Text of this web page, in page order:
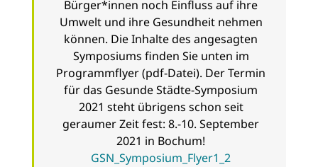
Bürger*innen noch Einfluss auf ihre
Umwelt und ihre Gesundheit nehmen
können. Die Inhalte des angesagten
Symposiums finden Sie unten im
Programmflyer (pdf-Datei). Der Termin
für das Gesunde Städte-Symposium
2021 steht übrigens schon seit
geraumer Zeit fest: 8.-10. September
2021 in Bochum!
GSN_Symposium_Flyer1_2